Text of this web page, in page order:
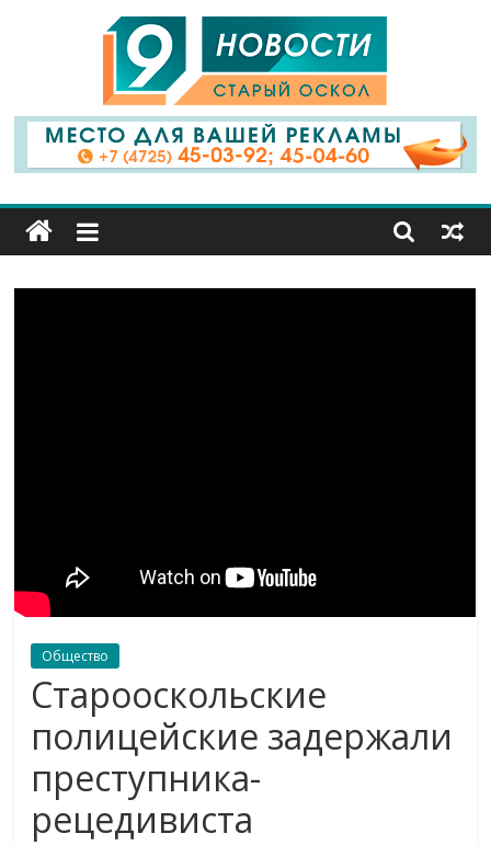
9
Канал
Старый
Общество
Старооскольские
полицейские задержали
преступника-
рецедивиста